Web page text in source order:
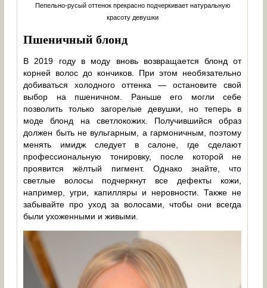
Пепельно-русый оттенок прекрасно подчеркивает натуральную
красоту девушки
Пшеничный блонд
В 2019 году в моду вновь возвращается блонд от
корней волос до кончиков. При этом необязательно
добиваться холодного оттенка — остановите свой
выбор на пшеничном. Раньше его могли себе
позволить только загорелые девушки, но теперь в
моде блонд на светлокожих. Получившийся образ
должен быть не вульгарным, а гармоничным, поэтому
менять имидж следует в салоне, где сделают
профессиональную тонировку, после которой не
проявится жёлтый пигмент. Однако знайте, что
светлые волосы подчеркнут все дефекты кожи,
например, угри, капилляры и неровности. Также не
забывайте про уход за волосами, чтобы они всегда
были ухоженными и живыми.